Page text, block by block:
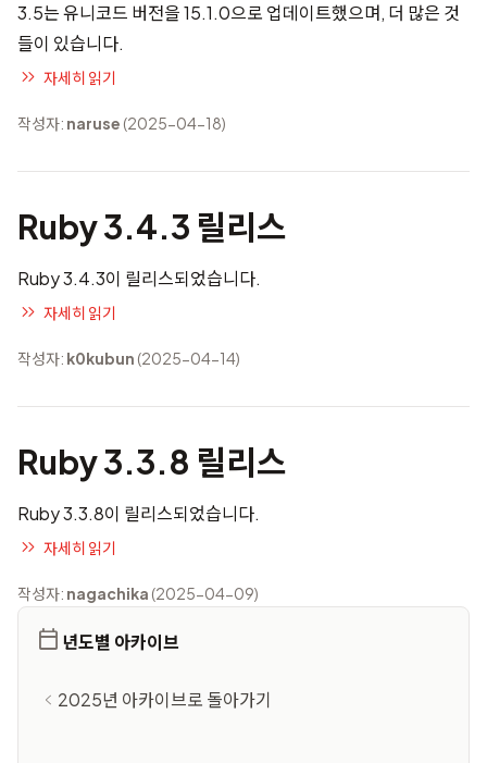
3.5는 유니코드 버전을 15.1.0으로 업데이트했으며, 더 많은 것
들이 있습니다.
자세히 읽기
작성자: naruse (2025-04-18)
Ruby 3.4.3 릴리스
Ruby 3.4.3이 릴리스되었습니다.
자세히 읽기
작성자: k0kubun (2025-04-14)
Ruby 3.3.8 릴리스
Ruby 3.3.8이 릴리스되었습니다.
자세히 읽기
작성자: nagachika (2025-04-09)
년도별 아카이브
2025년 아카이브로 돌아가기